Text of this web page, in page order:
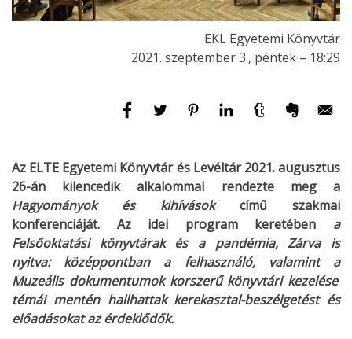
EKL Egyetemi Könyvtár
2021. szeptember 3., péntek – 18:29
Az ELTE Egyetemi Könyvtár és Levéltár 2021. augusztus
26-án kilencedik alkalommal rendezte meg a
Hagyományok és kihívásokcímű szakmai
konferenciáját. Az idei program keretében a
Felsőoktatási könyvtárak és a pandémia, Zárva is
nyitva: középpontban a felhasználó, valamint a
Muzeális dokumentumok korszerű könyvtári kezelése
témái mentén hallhattak kerekasztal-beszélgetést és
előadásokat az érdeklődők.